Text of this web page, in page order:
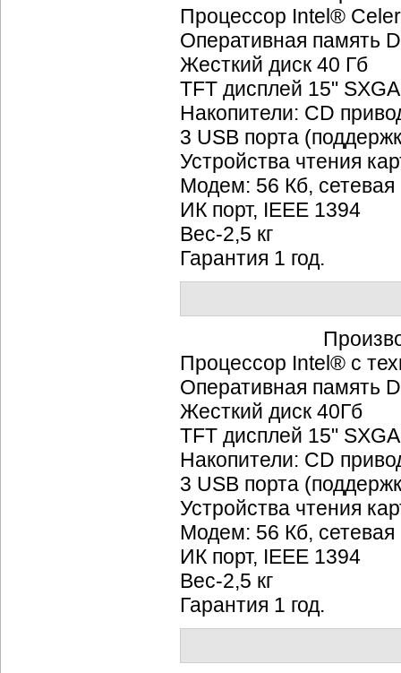
Процессор Intel®
Оперативная память
Жесткий диск 40 Гб
TFT дисплей 15"
Накопители: CD
3 USB порта
Устройства чтения
Модем: 56 Кб,
ИК порт, IEEE 1394
Вес-2,5 кг
Гарантия 1 год.
Процессор Intel® с
Оперативная память
Жесткий диск 40Гб
TFT дисплей 15"
Накопители: CD
3 USB порта
Устройства чтения
Модем: 56 Кб,
ИК порт, IEEE 1394
Вес-2,5 кг
Гарантия 1 год.